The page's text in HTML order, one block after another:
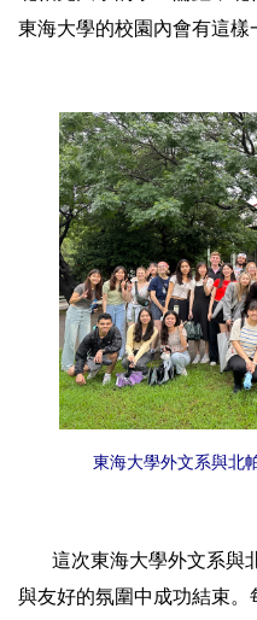
東海大學的校園內會有這樣
東海大學外文系與北
這次東海大學外文系與
與友好的氛圍中成功結束